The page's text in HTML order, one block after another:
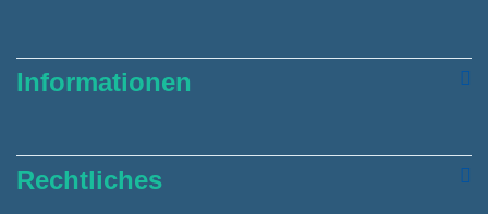
Informationen
Rechtliches